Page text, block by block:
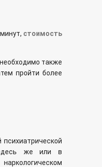
стоимость
также
пройти более
психиатрической
здесь же или в